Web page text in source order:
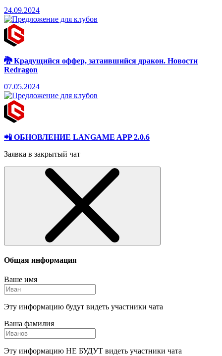
24.09.2024
🐉 Крадущийся оффер, затаившийся дракон. Новости
Redragon
07.05.2024
📲 ОБНОВЛЕНИЕ LANGAME APP 2.0.6
Заявка в закрытый чат
Общая информация
Ваше имя
Эту информацию будут видеть участники чата
Ваша фамилия
Эту информацию НЕ БУДУТ видеть участники чата